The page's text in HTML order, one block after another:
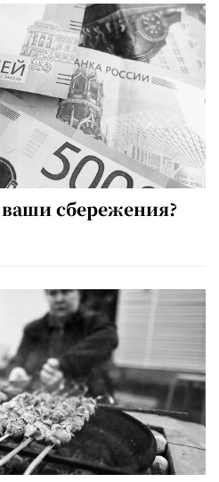
сбережения?